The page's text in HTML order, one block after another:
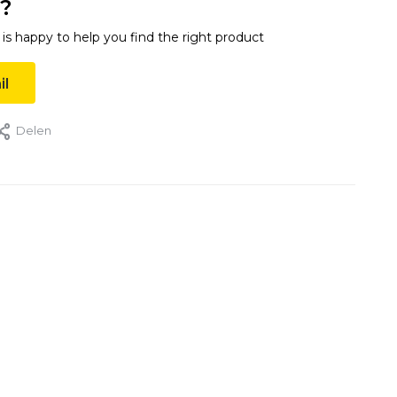
happy to help you find the right product
Delen